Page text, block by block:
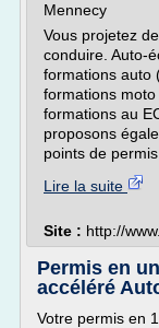
Mennecy
Vous projetez
conduire. Auto-
formations auto
formations
formations au
proposons
points de permis
Lire la suite
Site : http://
Permis en
accéléré
Votre permis en